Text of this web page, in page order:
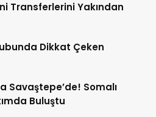
Transferlerini Yakından
Dikkat Çeken
Savaştepe’de! Somalı
Buluştu